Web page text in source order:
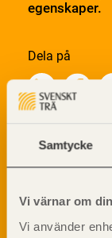
Samtycke
Vi värnar om
Vi använder
egenskaper.
Dela på